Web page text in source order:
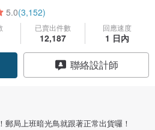
5.0(3,152)
已賣出件數
12,187
回應速度
1 日內
聯絡設計師
局上班暗光鳥就跟著正常出貨囉！